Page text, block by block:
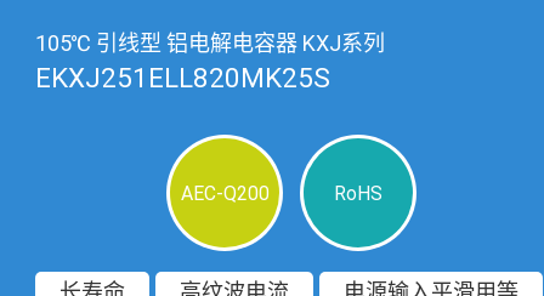
105℃ 引线型 铝电解电容器 KXJ系列
EKXJ251ELL820MK25S
AEC-Q200 RoHS